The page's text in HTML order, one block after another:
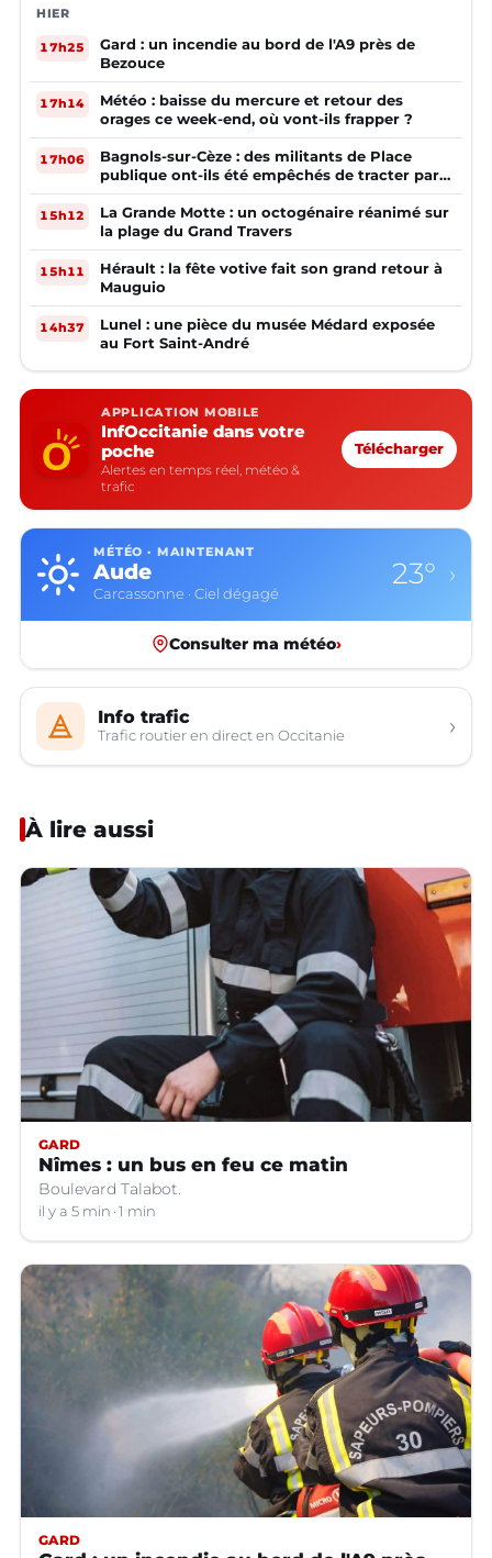
HIER
17h25
Gard : un incendie au bord de l'A9 près de
Bezouce
17h14
Météo : baisse du mercure et retour des
orages ce week-end, où vont-ils frapper ?
17h06
Bagnols-sur-Cèze : des militants de Place
publique ont-ils été empêchés de tracter par
la mairie ?
15h12
La Grande Motte : un octogénaire réanimé sur
la plage du Grand Travers
15h11
Hérault : la fête votive fait son grand retour à
Mauguio
14h37
Lunel : une pièce du musée Médard exposée
au Fort Saint-André
APPLICATION MOBILE
InfOccitanie dans votre
poche
Alertes en temps réel, météo &
trafic
Télécharger
MÉTÉO · MAINTENANT
Aude
Carcassonne · Ciel dégagé
23° ›
Consulter ma météo›
Info trafic
Trafic routier en direct en Occitanie ›
À lire aussi
GARD
Nîmes : un bus en feu ce matin
Boulevard Talabot.
il y a 5 min 1 min
GARD